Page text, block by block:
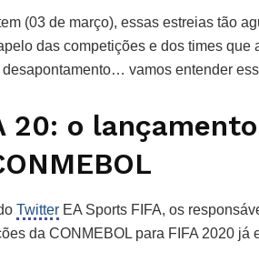
(03 de março), essas estreias tão
das competições e dos times
desapontamento… vamos entender
20: o
Twitter EA Sports FIFA, os
da CONMEBOL para FIFA 2020